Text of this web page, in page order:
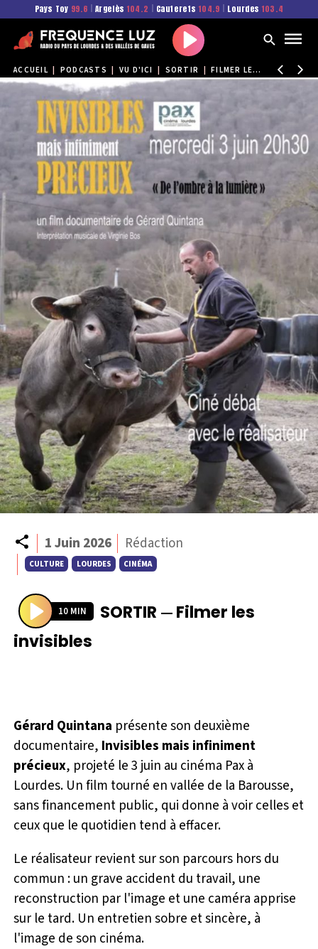
Pays Toy 99.6 Argelès 104.2 Cauterets 104.9 Lourdes 103.4
Play
ACCUEIL PODCASTS VU D'ICI SORTIR FILMER LES INVISIBLES
Partager
1 Juin 2026 Rédaction
CULTURE LOURDES CINÉMA
P
l
10 MIN SORTIR —Filmer les
invisibles
Gérard Quintana présente son deuxième
documentaire, Invisibles mais infiniment
précieux, projeté le 3 juin au cinéma Pax à
Lourdes. Un film tourné en vallée de la Barousse,
sans financement public, qui donne à voir celles et
ceux que le quotidien tend à effacer.
Le réalisateur revient sur son parcours hors du
commun : un grave accident du travail, une
reconstruction par l'image et une caméra apprise
sur le tard. Un entretien sobre et sincère, à
l'image de son cinéma.